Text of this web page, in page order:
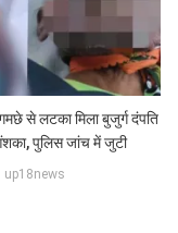
से लटका मिला बुजुर्ग दंपति
पुलिस जांच में जुटी
up18news